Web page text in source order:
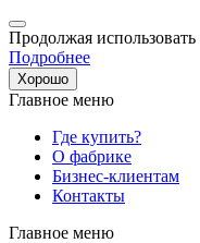
Продолжая
Подробнее
Хорошо
Главное меню
Где купить?
О фабрике
Бизнес-клиентам
Контакты
Главное меню